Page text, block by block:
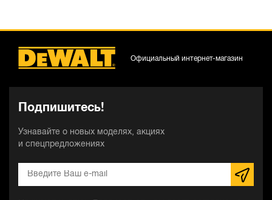
Подпишитесь!
Узнавайте о новых моделях, акциях
и спецпредложениях
Официальный интернет-магазин